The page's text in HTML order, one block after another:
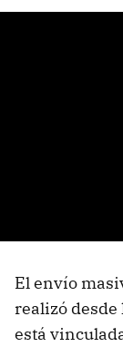
El envío
realizó
está